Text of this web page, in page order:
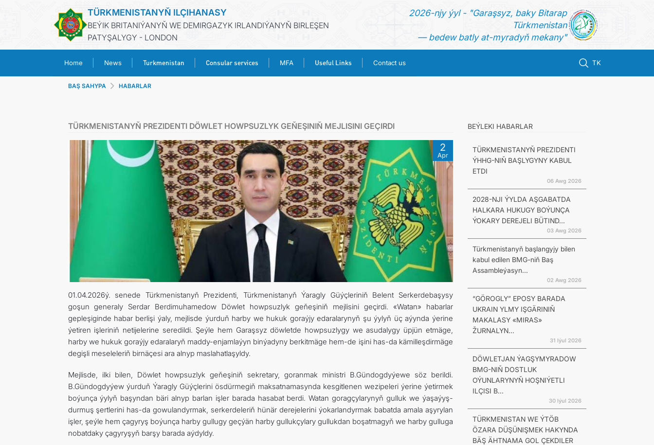
TÜRKMENISTANYŇ ILÇIHANASY
BEÝIK BRITANIÝANYŇ WE DEMIRGAZYK IRLANDIÝANYŇ BIRLEŞEN
PATYŞALYGY - LONDON
2026-njy ýyl - "Garaşsyz, baky Bitarap
Türkmenistan
— bedew batly at-myradyň mekany"
Home News Turkmenistan Consular services MFA Useful Links Contact us TK
TURKMENISTAN
CONSULAR SERVICES
MFA
USEFUL LINKS
CONTACT US
BAŞ SAHYPA HABARLAR
TÜRKMENISTANYŇ PREZIDENTI DÖWLET HOWPSUZLYK GEŇEŞINIŇ MEJLISINI GEÇIRDI
2
Apr
01.04.2026ý. senede Türkmenistanyň Prezidenti, Türkmenistanyň Ýaragly Güýçleriniň Belent Serkerdebaşysy
goşun generaly Serdar Berdimuhamedow Döwlet howpsuzlyk geňeşiniň mejlisini geçirdi. «Watan» habarlar
gepleşiginde habar berlişi ýaly, mejlisde ýurduň harby we hukuk goraýjy edaralarynyň şu ýylyň üç aýynda ýerine
ýetiren işleriniň netijelerine seredildi. Şeýle hem Garaşsyz döwletde howpsuzlygy we asudalygy üpjün etmäge,
harby we hukuk goraýjy edaralaryň maddy-enjamlaýyn binýadyny berkitmäge hem-de işini has-da kämilleşdirmäge
degişli meseleleriň birnäçesi ara alnyp maslahatlaşyldy.
Mejlisde, ilki bilen, Döwlet howpsuzlyk geňeşiniň sekretary, goranmak ministri B.Gündogdyýewe söz berildi.
B.Gündogdyýew ýurduň Ýaragly Güýçlerini ösdürmegiň maksatnamasynda kesgitlenen wezipeleri ýerine ýetirmek
boýunça ýylyň başyndan bäri alnyp barlan işler barada hasabat berdi. Watan goragçylarynyň gulluk we ýaşaýyş-
durmuş şertlerini has-da gowulandyrmak, serkerdeleriň hünär derejelerini ýokarlandyrmak babatda amala aşyrylan
işler, şeýle hem çagyryş boýunça harby gullugy geçýän harby gullukçylary gullukdan boşatmagyň we harby gulluga
nobatdaky çagyryşyň barşy barada aýdyldy.
BEÝLEKI HABARLAR
TÜRKMENISTANYŇ PREZIDENTI
ÝHHG-NIŇ BAŞLYGYNY KABUL
ETDI
06 Awg 2026
2028-NJI ÝYLDA AŞGABATDA
HALKARA HUKUGY BOÝUNÇA
ÝOKARY DEREJELI BÜTIND...
03 Awg 2026
Türkmenistanyň başlangyjy bilen
kabul edilen BMG-niň Baş
Assambleýasyn...
02 Awg 2026
“GÖROGLY” EPOSY BARADA
UKRAIN YLMY IŞGÄRINIŇ
MAKALASY «MIRAS»
ŽURNALYN...
31 Iýul 2026
DÖWLETJAN ÝAGŞYMYRADOW
BMG-NIŇ DOSTLUK
OÝUNLARYNYŇ HOŞNIÝETLI
ILÇISI B...
30 Iýul 2026
TÜRKMENISTAN WE ÝTÖB
ÖZARA DÜŞÜNIŞMEK HAKYNDA
BÄŞ ÄHTNAMA GOL ÇEKDILER